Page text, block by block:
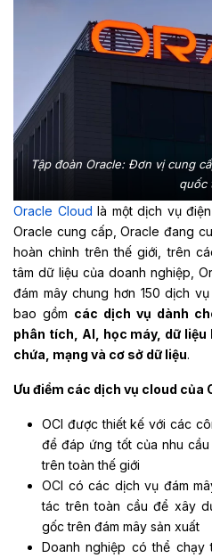
Tập đoàn Oracle: Đơn vị cung
quốc
Oracle Cloud là một dịch vụ
Oracle cung cấp, Oracle đang
hoàn chỉnh trên thế giới, trên
tâm dữ liệu của doanh nghiệp,
đám mây chung hơn 150 dịch
bao gồm các dịch vụ dành
phân tích, AI, học máy, dữ
chứa, mạng và cơ sở dữ liệu.
Ưu điểm các dịch vụ cloud của
OCI được thiết kế với các
để đáp ứng tốt của nhu
trên toàn thế giới
OCI có các dịch vụ đám
tác trên toàn cầu để xây
gốc trên đám mây sản xuất
Doanh nghiệp có thể